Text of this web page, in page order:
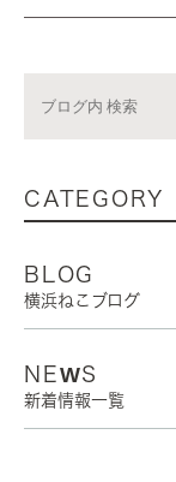
CATEGORY
BLOG
横浜ねこブログ
NEWS
新着情報一覧